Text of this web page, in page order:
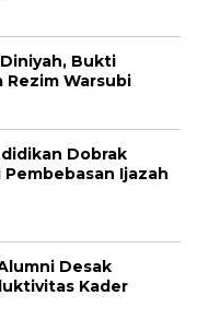
Bukti
Rezim Warsubi
Dobrak
Ijazah
Desak
Kader